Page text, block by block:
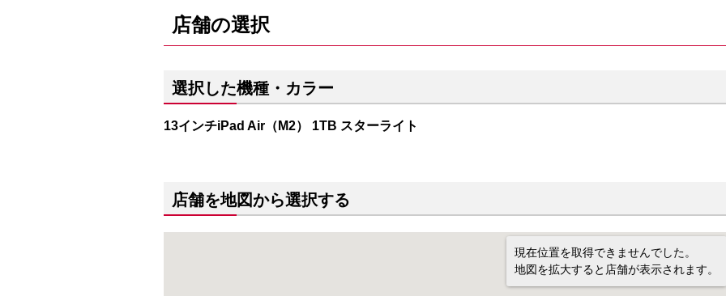
店舗の選択
選択した機種・カラー
13インチiPad Air（M2） 1TB スターライト
店舗を地図から選択する
現在位置を取得できませんでした。
地図を拡大すると店舗が表示されます。